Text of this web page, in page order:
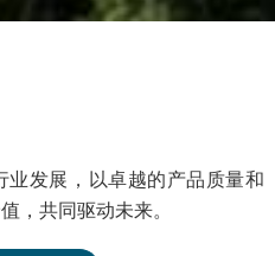
发展，以卓越的产品质量和
，共同驱动未来。